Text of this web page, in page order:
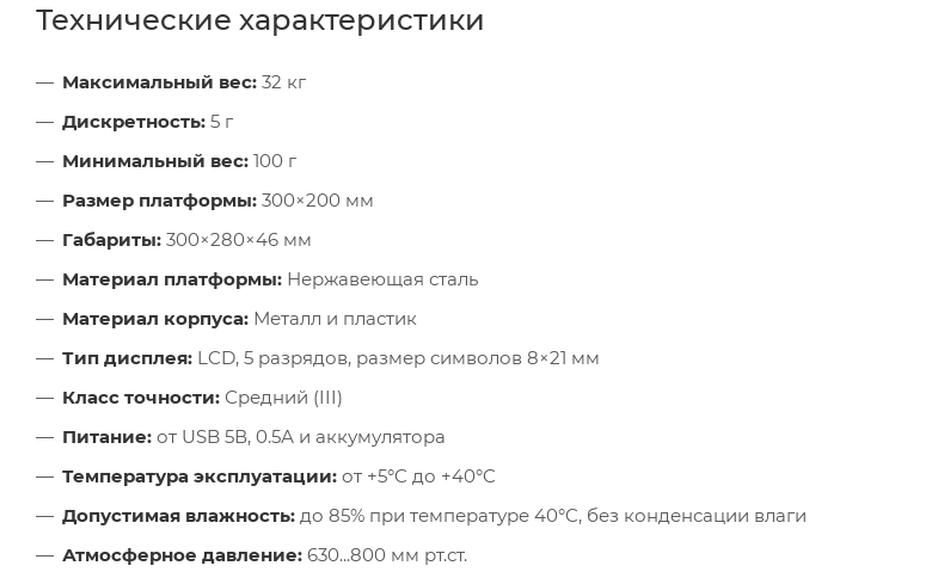
Технические характеристики
Максимальный вес: 32 кг
Дискретность: 5 г
Минимальный вес: 100 г
Размер платформы: 300×200 мм
Габариты: 300×280×46 мм
Материал платформы: Нержавеющая сталь
Материал корпуса: Металл и пластик
Тип дисплея: LCD, 5 разрядов, размер символов 8×21 мм
Класс точности: Средний (III)
Питание: от USB 5В, 0.5А и аккумулятора
Температура эксплуатации: от +5°C до +40°C
Допустимая влажность: до 85% при температуре 40°C, без конденсации влаги
Атмосферное давление: 630...800 мм рт.ст.